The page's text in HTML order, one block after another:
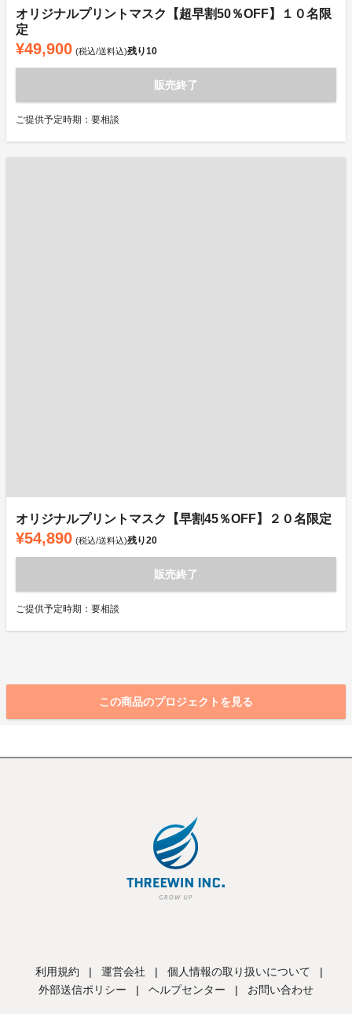
オリジナルプリントマスク【超早割50％OFF】１０名限
定
¥49,900 (税込/送料込)残り10
販売終了
ご提供予定時期：要相談
オリジナルプリントマスク【早割45％OFF】２０名限定
¥54,890 (税込/送料込)残り20
販売終了
ご提供予定時期：要相談
この商品のプロジェクトを見る
利用規約 | 運営会社 | 個人情報の取り扱いについて
|
外部送信ポリシー
| ヘルプセンター | お問い合わせ